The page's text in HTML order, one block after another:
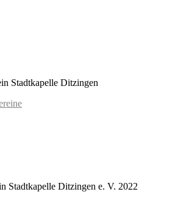
Stadtkapelle Ditzingen
Stadtkapelle Ditzingen e. V. 2022